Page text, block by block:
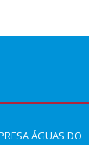
ÁGUAS DO